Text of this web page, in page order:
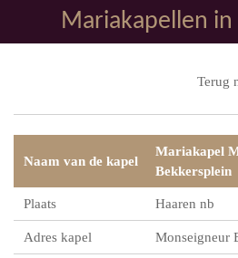
direct
Mariakapellen
Terug
Naam van de kapel
Mariakapel
Bekkersplein
Plaats Haaren nb
Adres kapel Monseigneur